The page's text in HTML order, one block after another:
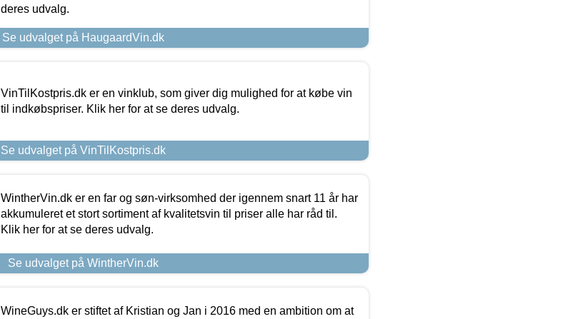
deres udvalg.
Se udvalget på HaugaardVin.dk
VinTilKostpris.dk er en vinklub, som giver dig mulighed for at købe vin
til indkøbspriser. Klik her for at se deres udvalg.
Se udvalget på VinTilKostpris.dk
WintherVin.dk er en far og søn-virksomhed der igennem snart 11 år har
akkumuleret et stort sortiment af kvalitetsvin til priser alle har råd til.
Klik her for at se deres udvalg.
Se udvalget på WintherVin.dk
WineGuys.dk er stiftet af Kristian og Jan i 2016 med en ambition om at